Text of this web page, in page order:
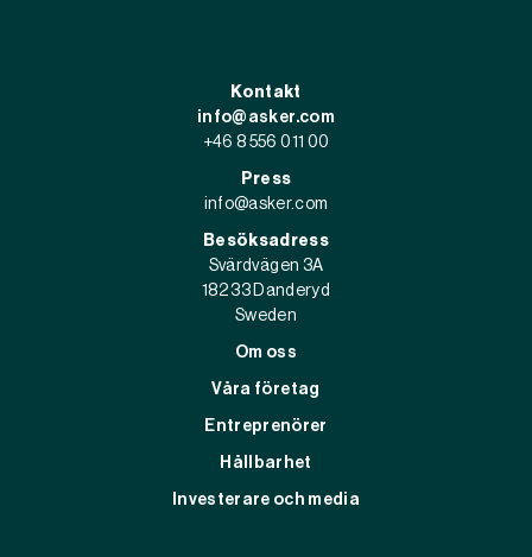
Kontakt
info@asker.com
+46 8 556 011 00
Press
info@asker.com
Besöksadress
Svärdvägen 3A
182 33 Danderyd
Sweden
Om oss
Våra företag
Entreprenörer
Hållbarhet
Investerare och media